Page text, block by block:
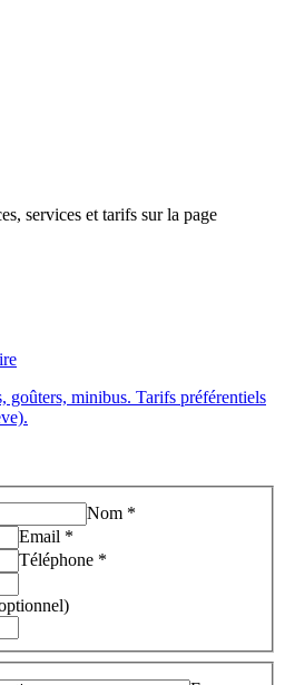
services et tarifs sur la page
goûters, minibus. Tarifs préférentiels
Nom *
Email *
Téléphone *